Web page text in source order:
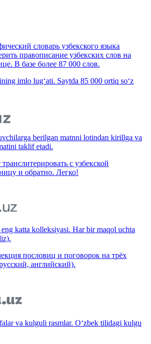
словарь узбекского языка
правописание узбекских слов на
В базе более 87 000 слов.
imlo lug‘ati. Saytda 85 000 ortiq so‘z
berilgan matnni lotindan kirillga va
taklif etadi.
с узбекской
и обратно. Легко!
katta kolleksiyasi. Har bir maqol uchta
пословиц и поговорок на трёх
английский).
va kulguli rasmlar. O‘zbek tilidagi kulgu